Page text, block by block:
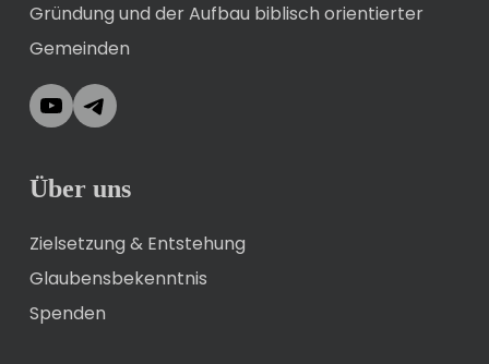
Gründung und der Aufbau biblisch orientierter
Gemeinden
YouTubeTelegram
Über uns
Zielsetzung & Entstehung
Glaubensbekenntnis
Spenden